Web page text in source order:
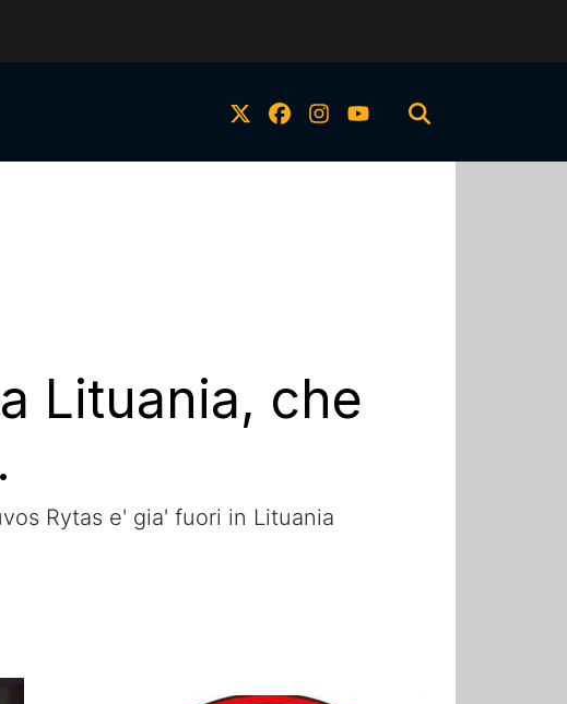
Lituania, che
Rytas e' gia' fuori in Lituania